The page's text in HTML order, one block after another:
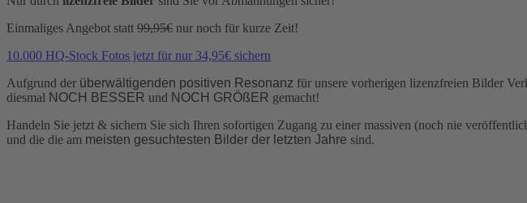
Einmaliges Angebot statt 99,95€ nur noch für kurze Zeit!
10.000 HQ-Stock Fotos jetzt für nur 34,95€ sichern
Aufgrund der überwältigenden positiven Resonanz für unsere vorherigen lizenzfreien Bilder
diesmal NOCH BESSER und NOCH GRÖßER gemacht!
Handeln Sie jetzt & sichern Sie sich Ihren sofortigen Zugang zu einer massiven (noch nie
und die die am meisten gesuchtesten Bilder der letzten Jahre sind.